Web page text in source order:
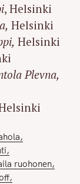
, Helsinki
Helsinki
Helsinki
Plevna,
ruohonen